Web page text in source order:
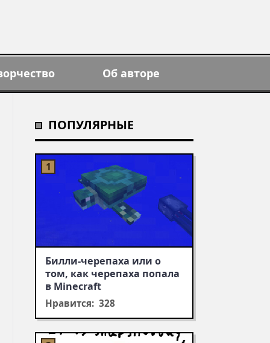
Об авторе
ПОПУЛЯРНЫЕ
Билли-черепаха или о
том, как черепаха попала
в Minecraft
Нравится: 328